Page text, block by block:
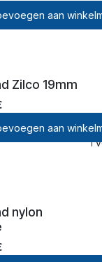
aan
Toevoegen aan
Zilco 19mm
aan
nylon